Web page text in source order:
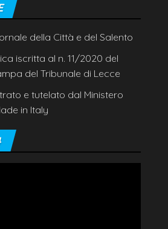
della Città e del Salento
iscritta al n. 11/2020 del
del Tribunale di Lecce
e tutelato dal Ministero
in Italy